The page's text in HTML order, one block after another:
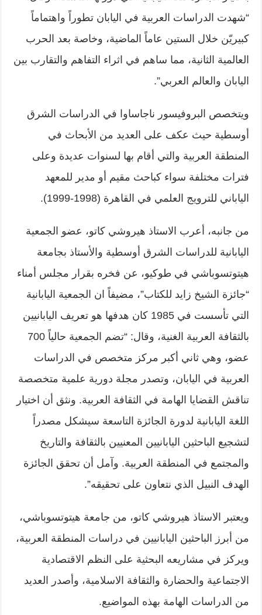
“شهدت الدراسات العربية في اليابان تطوراً واهتماماً
كبيريّن خلال الستين عاماً الماضية، وخاصة بعد الحرب
العالمية الثانية، مما ساهم في اثراء التفاهم والتقارب بين
اليابان والعالم العربي”.
ويتخصص البروفيسور ناجاساوا في الدراسات الشرق
أوسطية حيث عكف على العديد من الأبحاث في
المنطقة العربية والتي أقام بها لسنوات عديدة وعلى
فترات مختلفة سواء كباحث مقيم أو مدير للمعهد
الياباني للترويج العلمي في القاهرة (1998-1999).
من جانبه، أعرب الاستاذ هيروشي كاتو، عضو الجمعية
اليابانية للدراسات الشرق أوسطية والأستاذ بجامعة
هيتوتسوباشي في طوكيو، عن فخره بقرار مجلس أمناء
“جائزة الشيخ زايد للكتاب”، مضيفاً ان الجمعية اليابانية
التي تأسست في 1985 كان هدفها هو تعريف اليابانيين
بالثقافة العربية الغنية، وقال: “تضم الجمعية حالياً 700
عضو، وهي ثاني أكبر مركز متخصص في الدراسات
العربية في اليابان، وتصدر مجلة دورية علمية متخصصة
تناقش القضايا الهامة في الثقافة العربية. ونثق أن اختيار
اللغة اليابانية لدورة الجائزة التاسعة سيشكل مصدراً
لتشجيع الباحثين اليابانيين المعنيين بالثقافة والتاريخ
والمجتمع في المنطقة العربية. وآمل أن تحقق الجائزة
الهدف النبيل الذي نتعاون على تحقيقه”.
ويعتبر الاستاذ هيروشي كاتو، من جامعة هيتوتسوباشي،
من أبرز الباحثين اليابانيين في دراسات المنطقة العربية،
ويركز في مشاريعه البحثية على النظم الاقتصادية
الاجتماعية والحضارة والثقافة الاسلامية، وأصدر العديد
من الدراسات الهامة بهذه المواضيع.